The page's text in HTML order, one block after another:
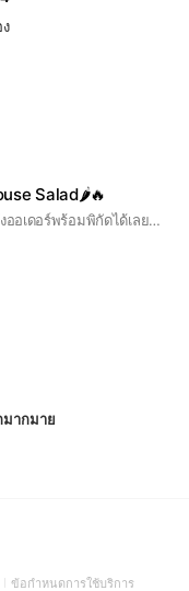
Salad🌶️🔥
เพื่อความสะดวกในการสั่งอาหาร แจ้งออเดอร์พร้อมพิกัดได้เลยค่าา🙏🏻💗 ร้านเปิด จันทร์-ศุกร์ เวลา 20.00-23.30น. ร้านหยุดวันเสาร์-อาทิตย์ ถ้าเปิดจะเเจ้งค่า💬
มากมาย
ข้อกำหนดการใช้บริการ(Open